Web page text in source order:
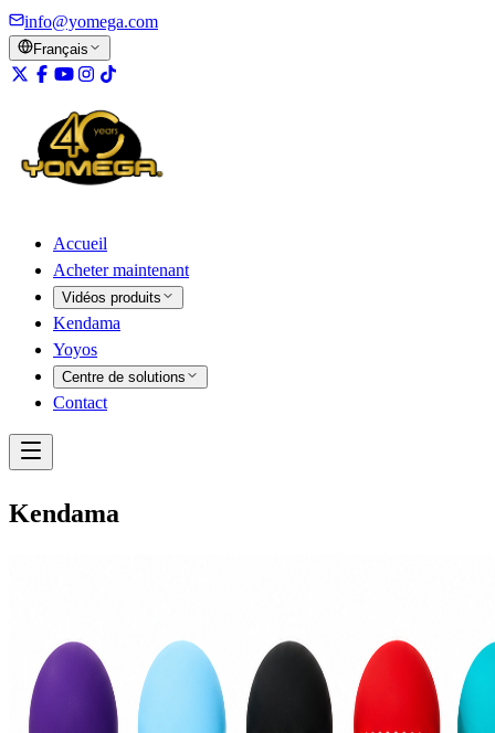
info@yomega.com
Français
Accueil
Acheter maintenant
Vidéos produits
Kendama
Yoyos
Centre de solutions
Contact
Kendama